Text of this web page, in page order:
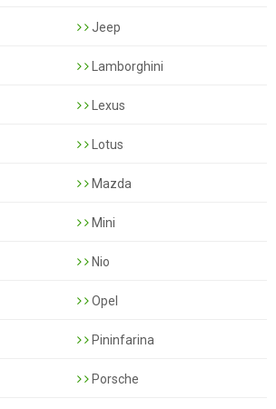
Jeep
Lamborghini
Lexus
Lotus
Mazda
Mini
Nio
Opel
Pininfarina
Porsche